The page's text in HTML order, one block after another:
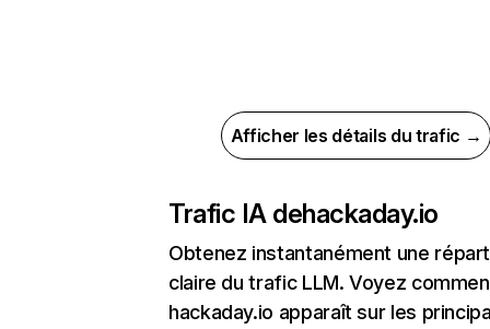
Afficher les détails du trafic →
Trafic IA dehackaday.io
Obtenez instantanément une
claire du trafic LLM. Voyez
hackaday.io apparaît sur les